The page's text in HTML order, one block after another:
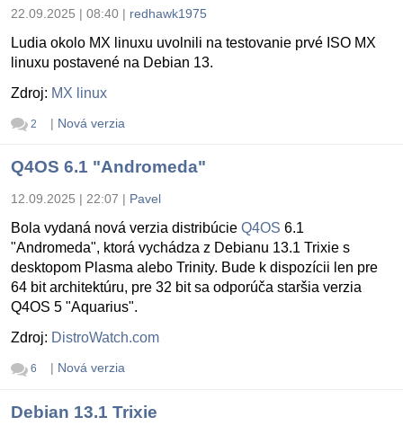
22.09.2025 | 08:40 | redhawk1975
Ludia okolo MX linuxu uvolnili na testovanie prvé ISO MX
linuxu postavené na Debian 13.
Zdroj: MX linux
2 | Nová verzia
Q4OS 6.1 "Andromeda"
12.09.2025 | 22:07 | Pavel
Bola vydaná nová verzia distribúcie Q4OS 6.1
"Andromeda", ktorá vychádza z Debianu 13.1 Trixie s
desktopom Plasma alebo Trinity. Bude k dispozícii len pre
64 bit architektúru, pre 32 bit sa odporúča staršia verzia
Q4OS 5 "Aquarius".
Zdroj: DistroWatch.com
6 | Nová verzia
Debian 13.1 Trixie